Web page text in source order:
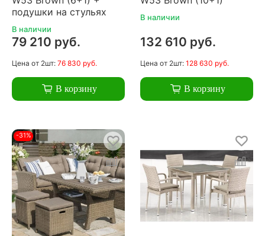
подушки на стульях
В наличии
79 210 руб.
Цена от 2шт: 76 830 руб.
В корзину
В наличии
132 610 руб.
Цена от 2шт: 128 630 руб.
В корзину
-31%